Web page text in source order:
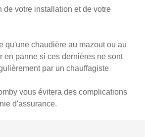
de votre installation et de votre
qu'une chaudière au mazout ou au
en panne si ces dernières ne sont
par un chauffagiste
vous évitera des complications
d'assurance.